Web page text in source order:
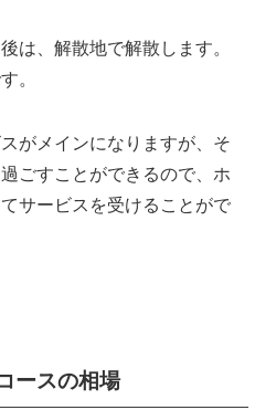
は、解散地で解散します。
。
がメインになりますが、そ
ごすことができるので、ホ
サービスを受けることがで
ースの相場